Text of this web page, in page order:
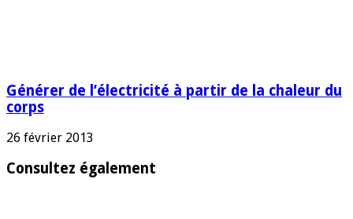
Générer de l’électricité à partir de la chaleur du
corps
26 février 2013
Consultez également